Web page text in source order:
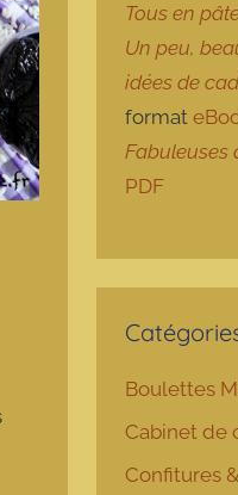
Tous en
Un peu,
idées de
format
Fabuleuses
PDF
Boulettes
Cabinet de
Confitures